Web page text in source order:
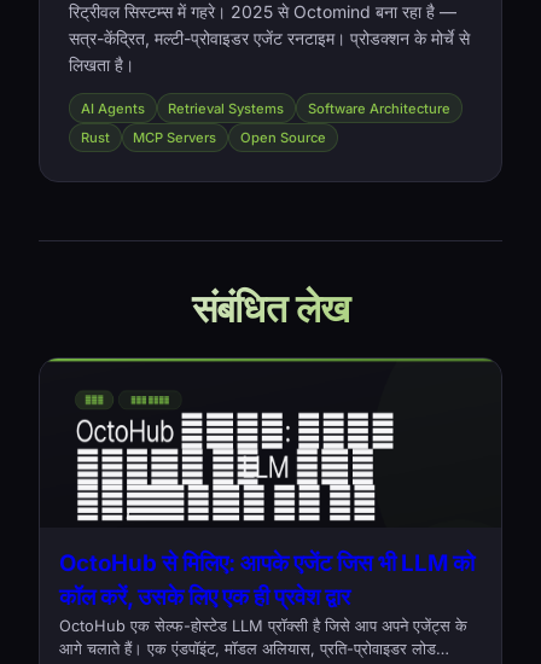
रिट्रीवल सिस्टम्स में गहरे। 2025 से Octomind बना रहा है —
सत्र-केंद्रित, मल्टी-प्रोवाइडर एजेंट रनटाइम। प्रोडक्शन के मोर्चे से
लिखता है।
AI Agents Retrieval Systems
Software Architecture
Rust
MCP Servers Open Source
संबंधित लेख
OctoHub से मिलिए: आपके एजेंट जिस भी LLM को
कॉल करें, उसके लिए एक ही प्रवेश द्वार
OctoHub एक सेल्फ-होस्टेड LLM प्रॉक्सी है जिसे आप अपने एजेंट्स के
आगे चलाते हैं। एक एंडपॉइंट, मॉडल अलियास, प्रति-प्रोवाइडर लोड